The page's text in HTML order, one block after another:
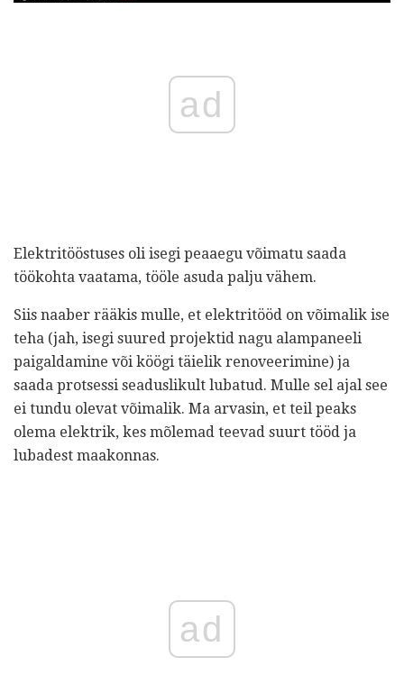
ad
Elektritööstuses oli isegi peaaegu võimatu saada
töökohta vaatama, tööle asuda palju vähem.
Siis naaber rääkis mulle, et elektritööd on võimalik ise
teha (jah, isegi suured projektid nagu alampaneeli
paigaldamine või köögi täielik renoveerimine) ja
saada protsessi seaduslikult lubatud. Mulle sel ajal see
ei tundu olevat võimalik. Ma arvasin, et teil peaks
olema elektrik, kes mõlemad teevad suurt tööd ja
lubadest maakonnas.
ad